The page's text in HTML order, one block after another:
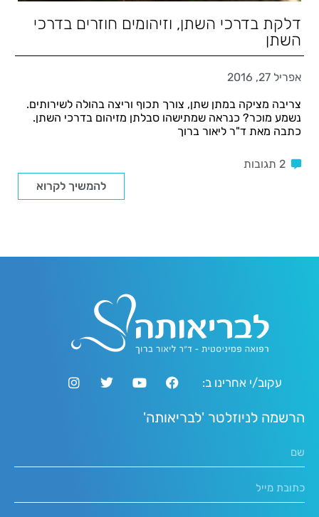
דלקת בדרכי השתן, וזיהומים חוזרים בדרכי
השתן
אפריל 27, 2016
צריבה מציקה במתן שתן, צורך תכוף וריצה בהולה לשירותים.
נשמע מוכר? כנראה שמתישהו סבלתן מזיהום בדרכי השתן.
כתבה מאת ד"ר ליאור ברוך
2 תגובות
להמשיך לקרוא
עקוב/י אחרינו ב:
הרשמה לניוזלטר 'לבריאותה'